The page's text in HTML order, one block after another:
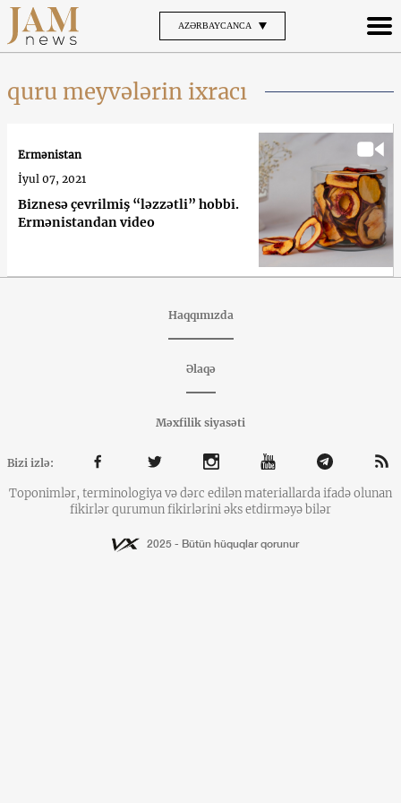
AZƏRBAYCANCA
quru meyvələrin ixracı
Biznesə çevrilmiş “ləzzətli” hobbi.
Ermənistandan video
Ermənistan
İyul 07, 2021
Haqqımızda
Əlaqə
Məxfilik siyasəti
Bizi izlə:
Toponimlər, terminologiya və dərc edilən materiallarda ifadə olunan
fikirlər qurumun fikirlərini əks etdirməyə bilər
2025 - Bütün hüquqlar qorunur